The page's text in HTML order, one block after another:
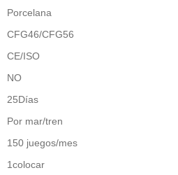
Porcelana
CFG46/CFG56
CE/ISO
NO
25Días
Por mar/tren
150 juegos/mes
1colocar